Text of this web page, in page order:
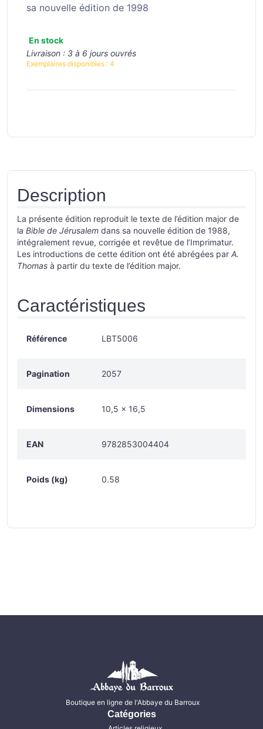
sa nouvelle édition de 1998
En stock
Livraison : 3 à 6 jours ouvrés
Exemplaires disponibles : 4
Description
La présente édition reproduit le texte de l’édition major de
la Bible de Jérusalem dans sa nouvelle édition de 1988,
intégralement revue, corrigée et revêtue de l’Imprimatur.
Les introductions de cette édition ont été abrégées par A.
Thomas à partir du texte de l’édition major.
Caractéristiques
Référence LBT5006
Pagination 2057
Dimensions 10,5 x 16,5
EAN 9782853004404
Poids (kg) 0.58
Boutique en ligne de l'Abbaye du Barroux
Catégories